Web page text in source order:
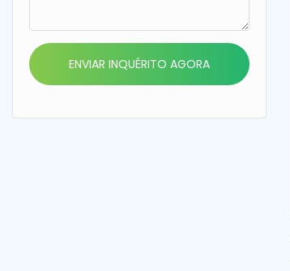
ENVIAR INQUÉRITO AGORA